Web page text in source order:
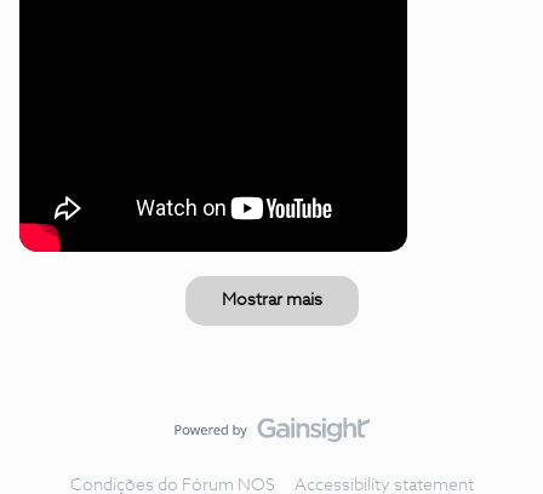
Mostrar mais
Condições do Fórum NOS Accessibility statement